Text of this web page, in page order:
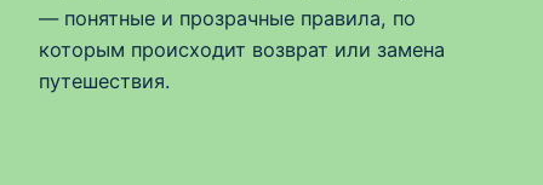
— понятные и прозрачные правила, по
которым происходит возврат или замена
путешествия.